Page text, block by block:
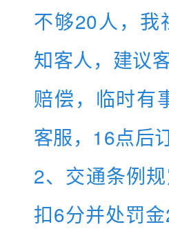
不够20人，我
知客人，建议
赔偿，临时有
客服，16点后
2、交通条例
扣6分并处罚